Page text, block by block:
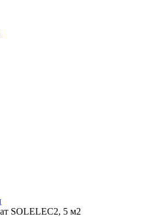
SOLELEC2, 5 м2